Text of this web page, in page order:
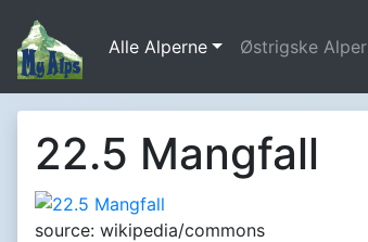
Alle Alperne Østrigske Alper
22.5 Mangfall
source: wikipedia/commons